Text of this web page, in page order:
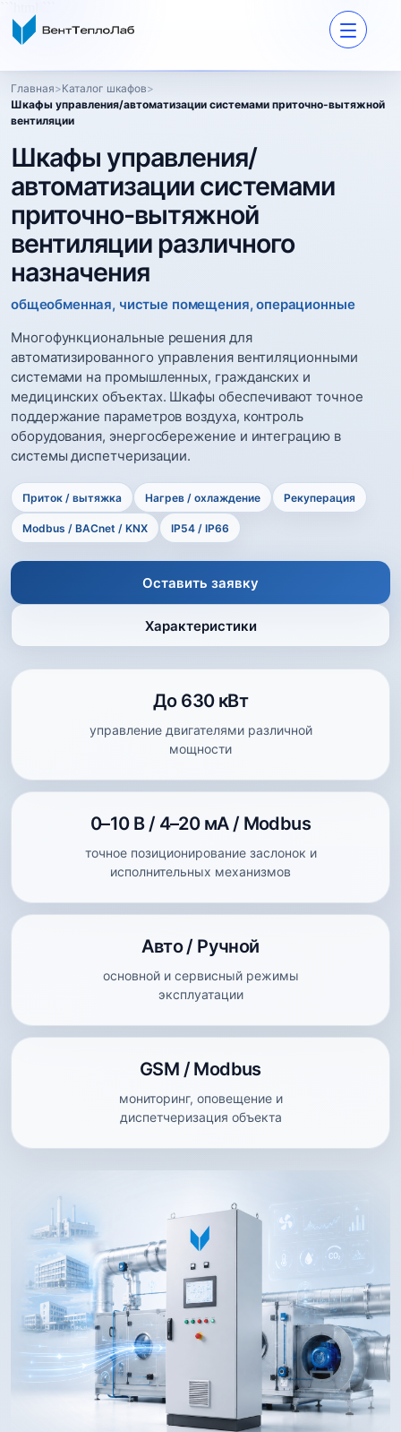
Главная>Каталог шкафов>
Шкафы управления/автоматизации системами приточно-вытяжной
вентиляции
Шкафы управления/
автоматизациисистемами
приточно-вытяжной
вентиляции различного
назначения
общеобменная, чистые помещения, операционные
Многофункциональные решения для
автоматизированного управления вентиляционными
системами на промышленных, гражданских и
медицинских объектах. Шкафы обеспечивают точное
поддержание параметров воздуха, контроль
оборудования, энергосбережение и интеграцию в
системы диспетчеризации.
Приток / вытяжка Нагрев / охлаждение Рекуперация
Modbus / BACnet / KNX IP54 / IP66
Оставить заявку
Характеристики
До 630 кВт
управление двигателями различной
мощности
0–10 В / 4–20 мА / Modbus
точное позиционирование заслонок и
исполнительных механизмов
Авто / Ручной
основной и сервисный режимы
эксплуатации
GSM / Modbus
мониторинг, оповещение и
диспетчеризация объекта